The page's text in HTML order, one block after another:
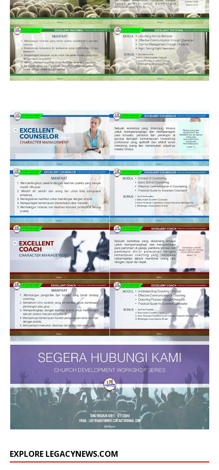
EXPLORE LEGACYNEWS.COM